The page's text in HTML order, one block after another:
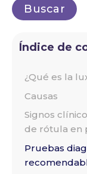
Índice de
¿Qué es la
Causas
Signos
de rótula en
Pruebas